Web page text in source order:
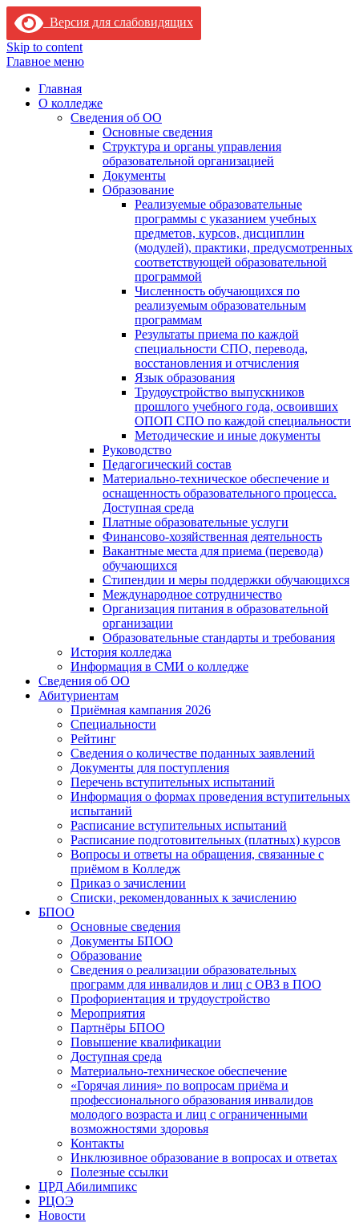
Версия для слабовидящих
Skip to content
Главное меню
Главная
О колледже
Сведения об ОО
Основные сведения
Структура и органы управления
образовательной организацией
Документы
Образование
Реализуемые образовательные
программы с указанием учебных
предметов, курсов, дисциплин
(модулей), практики, предусмотренных
соответствующей образовательной
программой
Численность обучающихся по
реализуемым образовательным
программам
Результаты приема по каждой
специальности СПО, перевода,
восстановления и отчисления
Язык образования
Трудоустройство выпускников
прошлого учебного года, освоивших
ОПОП СПО по каждой специальности
Методические и иные документы
Руководство
Педагогический состав
Материально-техническое обеспечение и
оснащенность образовательного процесса.
Доступная среда
Платные образовательные услуги
Финансово-хозяйственная деятельность
Вакантные места для приема (перевода)
обучающихся
Стипендии и меры поддержки обучающихся
Международное сотрудничество
Организация питания в образовательной
организации
Образовательные стандарты и требования
История колледжа
Информация в СМИ о колледже
Сведения об ОО
Абитуриентам
Приёмная кампания 2026
Специальности
Рейтинг
Сведения о количестве поданных заявлений
Документы для поступления
Перечень вступительных испытаний
Информация о формах проведения вступительных
испытаний
Расписание вступительных испытаний
Расписание подготовительных (платных) курсов
Вопросы и ответы на обращения, связанные с
приёмом в Колледж
Приказ о зачислении
Списки, рекомендованных к зачислению
БПОО
Основные сведения
Документы БПОО
Образование
Сведения о реализации образовательных
программ для инвалидов и лиц с ОВЗ в ПОО
Профориентация и трудоустройство
Мероприятия
Партнёры БПОО
Повышение квалификации
Доступная среда
Материально-техническое обеспечение
«Горячая линия» по вопросам приёма и
профессионального образования инвалидов
молодого возраста и лиц с ограниченными
возможностями здоровья
Контакты
Инклюзивное образование в вопросах и ответах
Полезные ссылки
ЦРД Абилимпикс
РЦОЭ
Новости